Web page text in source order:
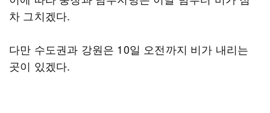
차 그치겠다.
다만 수도권과 강원은 10일 오전까지 비가 내리는
곳이 있겠다.